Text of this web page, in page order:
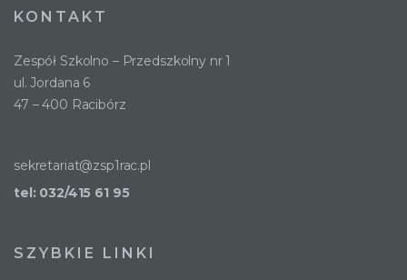
KONTAKT
Zespół Szkolno – Przedszkolny nr 1
ul. Jordana 6
47 – 400 Racibórz
sekretariat@zsp1rac.pl
tel: 032/415 61 95
SZYBKIE LINKI